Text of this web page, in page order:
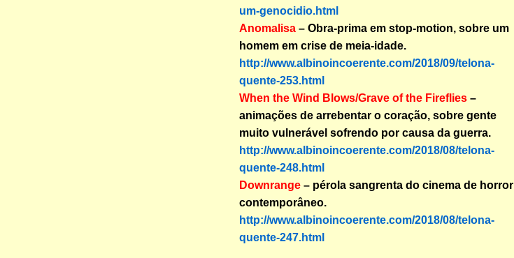
um-genocidio.html
Anomalisa – Obra-prima em stop-motion, sobre um
homem em crise de meia-idade.
http://www.albinoincoerente.com/2018/09/telona-
quente-253.html
When the Wind Blows/Grave of the Fireflies –
animações de arrebentar o coração, sobre gente
muito vulnerável sofrendo por causa da guerra.
http://www.albinoincoerente.com/2018/08/telona-
quente-248.html
Downrange – pérola sangrenta do cinema de horror
contemporâneo.
http://www.albinoincoerente.com/2018/08/telona-
quente-247.html